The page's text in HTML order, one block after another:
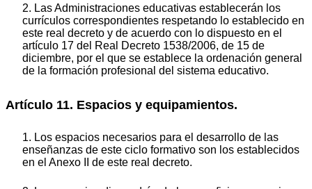
2. Las Administraciones educativas establecerán los
currículos correspondientes respetando lo establecido en
este real decreto y de acuerdo con lo dispuesto en el
artículo 17 del Real Decreto 1538/2006, de 15 de
diciembre, por el que se establece la ordenación general
de la formación profesional del sistema educativo.
Artículo 11. Espacios y equipamientos.
1. Los espacios necesarios para el desarrollo de las
enseñanzas de este ciclo formativo son los establecidos
en el Anexo II de este real decreto.